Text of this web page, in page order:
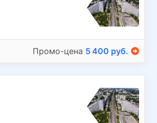
Промо-цена 5 400 руб.